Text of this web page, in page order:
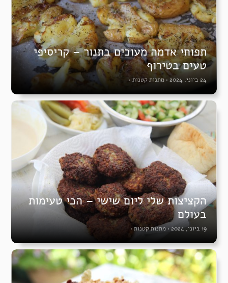
תפוחי אדמה מעוכים בתנור – קריסיפי
טעים בטירוף
24 ביוני, 2024 • מתנות קטנות •
הקציצות שלי ליום שישי – הכי טעימות
בעולם
19 ביוני, 2024 • מתנות קטנות •